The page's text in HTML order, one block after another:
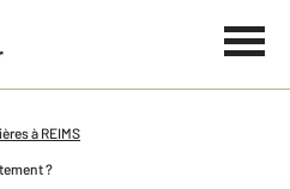
à REIMS
?